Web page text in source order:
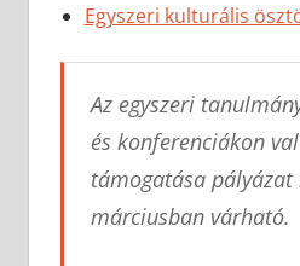
Egyszeri kulturális
Az egyszeri
és konferenciákon
támogatása
márciusban várható.